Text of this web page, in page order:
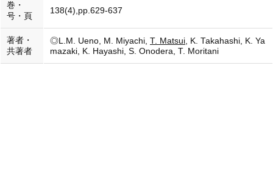
巻・
号・頁
138(4),pp.629-637
著者・
共著者
◎L.M. Ueno, M. Miyachi, T. Matsui, K. Takahashi, K. Ya
mazaki, K. Hayashi, S. Onodera, T. Moritani